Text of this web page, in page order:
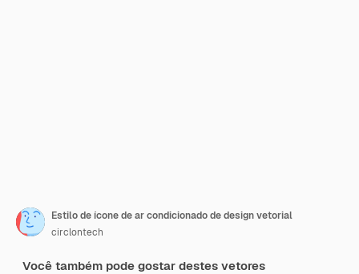
Estilo de ícone de ar condicionado de design vetorial
circlontech
Você também pode gostar destes vetores